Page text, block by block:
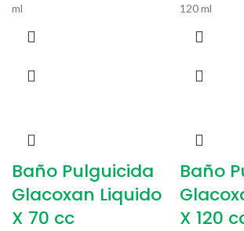
ml
120 ml
Baño Pulguicida
Glacoxan Liquido
X 70 cc
Baño
X 120